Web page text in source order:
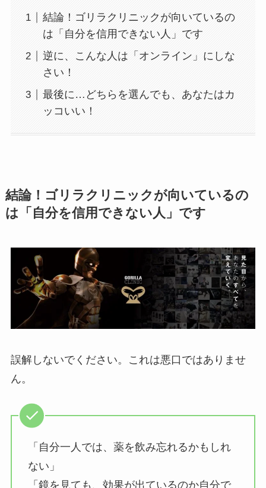
結論！ゴリラクリニックが向いているの
は「自分を信用できない人」です
逆に、こんな人は「オンライン」にしな
さい！
最後に…どちらを選んでも、あなたはカ
ッコいい！
結論！ゴリラクリニックが向いているの
は「自分を信用できない人」です
誤解しないでください。これは悪口ではありませ
ん。
「自分一人では、薬を飲み忘れるかもしれ
ない」
「鏡を見ても、効果が出ているのか自分で